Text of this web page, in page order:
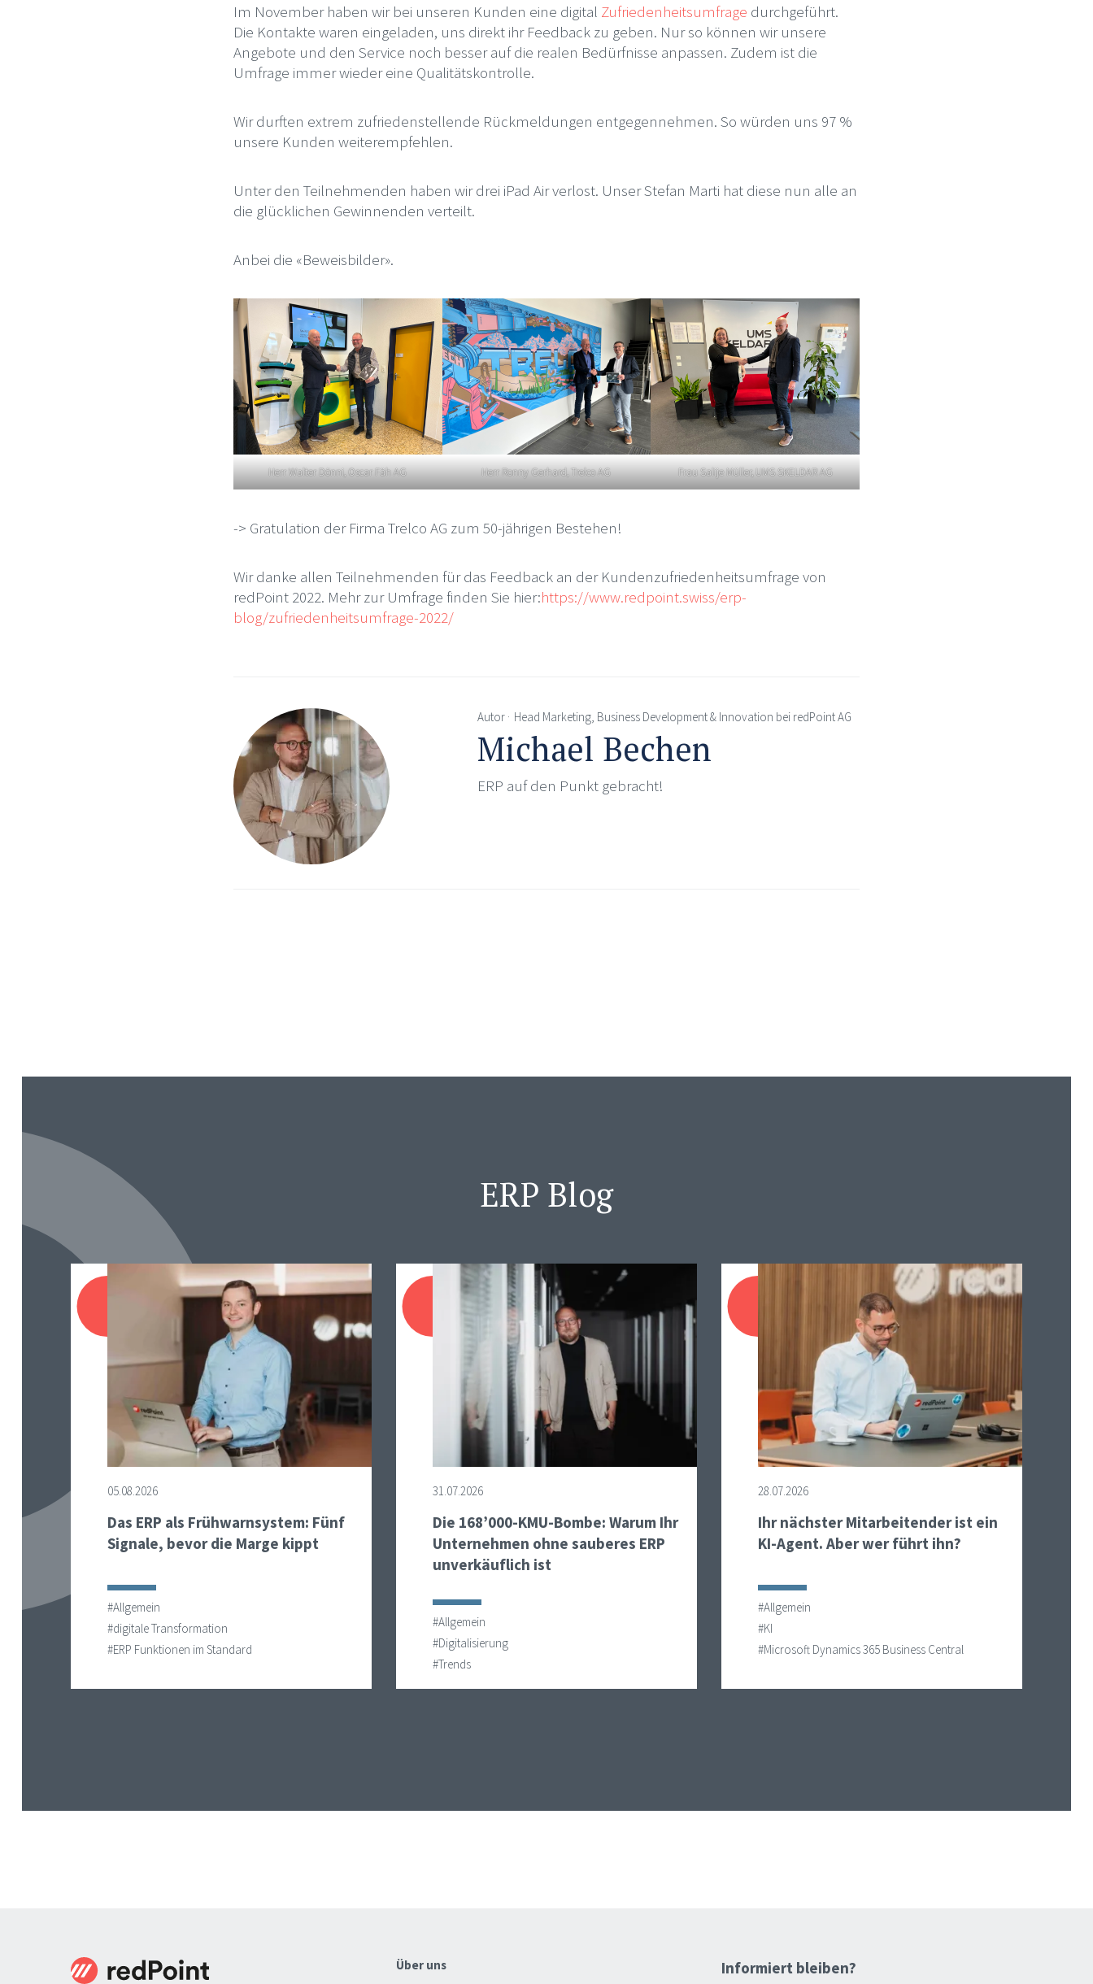
Im November haben wir bei unseren Kunden eine digital Zufriedenheitsumfrage durchgeführt.
Die Kontakte waren eingeladen, uns direkt ihr Feedback zu geben. Nur so können wir unsere
Angebote und den Service noch besser auf die realen Bedürfnisse anpassen. Zudem ist die
Umfrage immer wieder eine Qualitätskontrolle.
Wir durften extrem zufriedenstellende Rückmeldungen entgegennehmen. So würden uns 97 %
unsere Kunden weiterempfehlen.
Unter den Teilnehmenden haben wir drei iPad Air verlost. Unser Stefan Marti hat diese nun alle an
die glücklichen Gewinnenden verteilt.
Anbei die «Beweisbilder».
Herr Walter Dönni, Oscar Fäh AG Herr Ronny Gerhard, Trelco AG Frau Salije Müller, UMS SKELDAR AG
-> Gratulation der Firma Trelco AG zum 50-jährigen Bestehen!
Wir danke allen Teilnehmenden für das Feedback an der Kundenzufriedenheitsumfrage von
redPoint 2022. Mehr zur Umfrage finden Sie hier:https://www.redpoint.swiss/erp-
blog/zufriedenheitsumfrage-2022/
Autor Head Marketing, Business Development & Innovation bei redPoint AG
Michael Bechen
ERP auf den Punkt gebracht!
ERP Blog
05.08.2026
Das ERP als Frühwarnsystem: Fünf
Signale, bevor die Marge kippt
#Allgemein
#digitale Transformation
#ERP Funktionen im Standard
31.07.2026
Die 168’000-KMU-Bombe: Warum Ihr
Unternehmen ohne sauberes ERP
unverkäuflich ist
#Allgemein
#Digitalisierung
#Trends
28.07.2026
Ihr nächster Mitarbeitender ist ein
KI-Agent. Aber wer führt ihn?
#Allgemein
#KI
#Microsoft Dynamics 365 Business Central
Über uns Informiert bleiben?